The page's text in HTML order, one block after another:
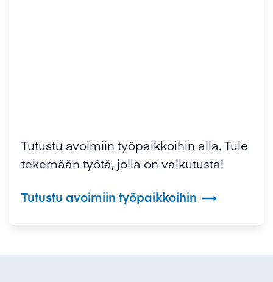
Tutustu avoimiin työpaikkoihin alla. Tule
tekemään työtä, jolla on vaikutusta!
Tutustu avoimiin työpaikkoihin 